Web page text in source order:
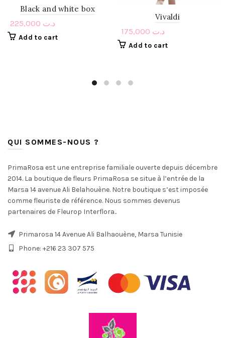
Black and white box
د.ت
Add to cart
Vivaldi
د.ت
Add to cart
QUI SOMMES-NOUS ?
PrimaRosa est une entreprise familiale ouverte depuis décembre
2014. La boutique de fleurs PrimaRosa se situe à l’entrée de la
Marsa 14 avenue Ali Belahouène. Notre boutique s’est imposée
comme fleuriste de référence. Nous sommes devenus
partenaires de Fleurop Interflora..
Primarosa 14 Avenue Ali Balhaouène, Marsa Tunisie
Phone: +216 23 307 575